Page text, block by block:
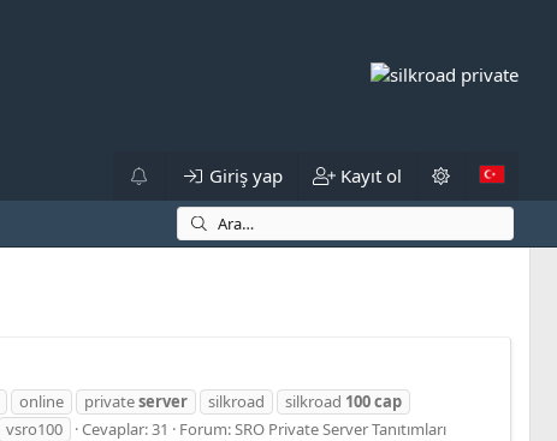
Giriş yap Kayıt ol
online privateserver silkroad silkroad 100cap
vsro100 Cevaplar: 31 Forum:SRO Private Server Tanıtımları